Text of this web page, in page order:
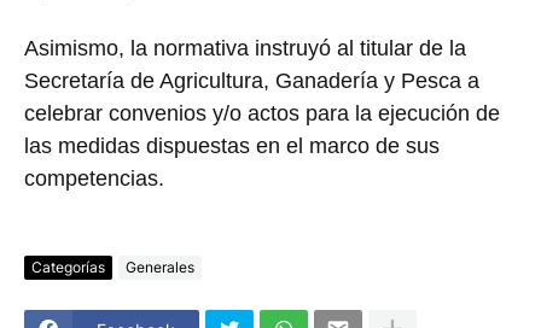
Asimismo, la normativa instruyó al titular de la
Secretaría de Agricultura, Ganadería y Pesca a
celebrar convenios y/o actos para la ejecución de
las medidas dispuestas en el marco de sus
competencias.
Categorías Generales